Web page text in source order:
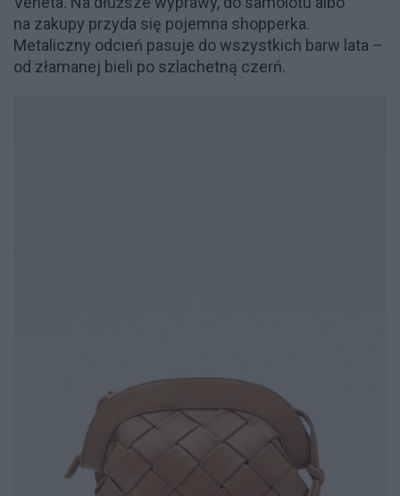
na zakupy przyda się pojemna shopperka.
Metaliczny odcień pasuje do wszystkich barw lata –
od złamanej bieli po szlachetną czerń.